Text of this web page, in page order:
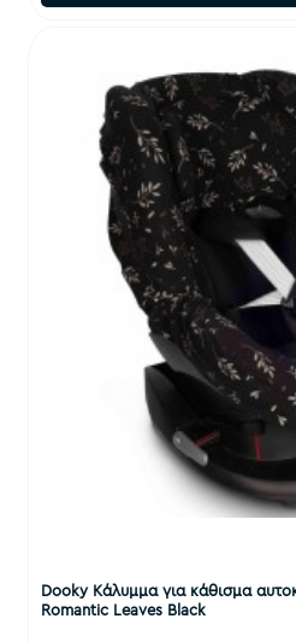
Dooky Κάλυμμα για κάθισμα
Romantic Leaves Black